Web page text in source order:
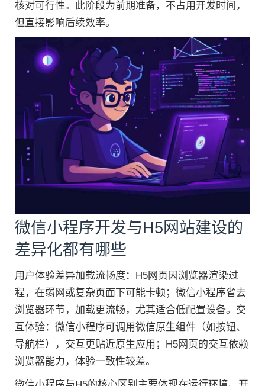
核对可行性。此阶段为前期准备，不占用开发时间，
但直接影响后续效率。
微信小程序开发与H5网站建设的
差异化都有哪些
用户体验差异加载流畅度：H5网页因浏览器渲染过
程，在弱网或复杂页面下可能卡顿；微信小程序省去
浏览器环节，加载更流畅，尤其适合低配置设备。交
互体验：微信小程序可调用微信原生组件（如按钮、
导航栏），交互更贴近原生应用；H5网页的交互依赖
浏览器能力，体验一致性较差。